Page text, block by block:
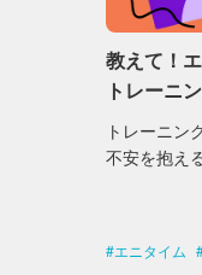
教えて！
トレーニ
トレーニン
不安を抱え
エニタイム